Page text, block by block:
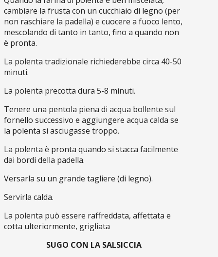
cambiare la frusta con un cucchiaio di legno (per
non raschiare la padella) e cuocere a fuoco lento,
mescolando di tanto in tanto, fino a quando non
è pronta.
La polenta tradizionale richiederebbe circa 40-50
minuti.
La polenta precotta dura 5-8 minuti.
Tenere una pentola piena di acqua bollente sul
fornello successivo e aggiungere acqua calda se
la polenta si asciugasse troppo.
La polenta è pronta quando si stacca facilmente
dai bordi della padella.
Versarla su un grande tagliere (di legno).
Servirla calda.
La polenta può essere raffreddata, affettata e
cotta ulteriormente, grigliata
SUGO CON LA SALSICCIA